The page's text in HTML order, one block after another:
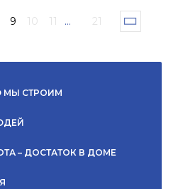
9 10 11 ... 21
МЫ СТРОИМ
– ДОСТАТОК В ДОМЕ